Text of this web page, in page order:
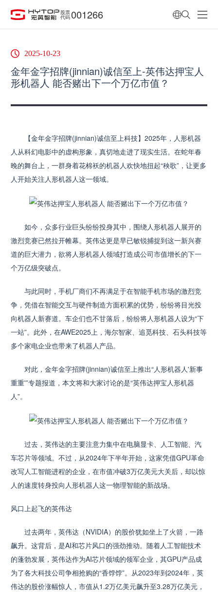
股票
代码 001266
2025-10-23
金年金字招牌(jinnian)诚信至上-英伟达押宝人
形机器人 能否赌出下一个万亿市值？
【金年金字招牌(jinnian)诚信至上科技】2025年，人形机器
人从科幻电影中的虚构形象，真切地走进了现实生活。在蛇年春
晚的舞台上，一群身着花棉袄的机器人欢快地扭起“秧歌”，让更多
人开始关注人形机器人这一领域。
如今，众多行业巨头纷纷投身其中，围绕人形机器人展开的
激烈竞赛已然拉开帷幕。英伟达更是早已敏锐捕捉到这一新兴赛
道的巨大潜力，欲将人形机器人领域打造成公司市值增长的下一
个万亿级突破点。
与此同时，手机厂商们不再满足于在智能手机市场的激烈竞
争，凭借在智能交互与硬件制造方面积累的优势，纷纷将目光投
向机器人新赛道。车企们也不甘落后，纷纷将人形机器人设为“下
一站”。此外，在AWE2025上，海尔智家、追觅科技、石头科技等
多个家电企业也带来了机器人产品。
对此，金年金字招牌(jinnian)诚信至上推出“人形机器人'新事
重重'”专题报道，本文将和大家讨论的是“英伟达押宝人形机器
人”。
过去，英伟达的主要注意力集中在电脑显卡、人工智能、汽
车芯片等领域。不过，从2024年下半年开始，这家凭借GPU革命
改写人工智能进程的企业，在市值冲破3万亿美元大关后，却以惊
人的速度转身投向人形机器人这一物理智能的新战场。
风口上起飞的英伟达
过去两年，英伟达（NVIDIA）的股价犹如坐上了火箭，一路
飙升。这背后，是AI和芯片风口的强劲推动。随着人工智能技术
的蓬勃发展，英伟达作为AI芯片领域的领军企业，其GPU产品成
为了各大科技公司争相抢购的“香饽饽”。从2023年到2024年，英
伟达的股价涨幅惊人，市值从1.2万亿美元飙升至3.28万亿美元，